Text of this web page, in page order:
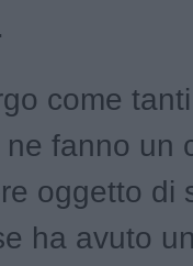
come
fanno un
oggetto di
ha avuto